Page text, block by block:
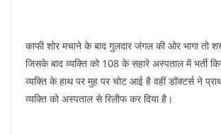
k
काफी शोर मचाने के बाद गुलदार जंगल की ओर भागा तो
जिसके बाद व्यक्ति को 108 के सहारे अस्पताल में भर्ती
व्यक्ति के हाथ पर मुह पर चोट आई है वहीं डॉक्टर्स ने
व्यक्ति को अस्पताल से रिलीफ कर दिया है।